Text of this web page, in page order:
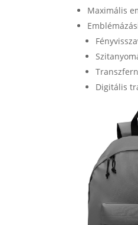
Maximális
Digitális